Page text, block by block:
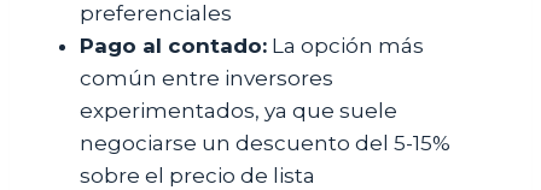
preferenciales
Pago al contado: La opción más
común entre inversores
experimentados, ya que suele
negociarse un descuento del 5-15%
sobre el precio de lista